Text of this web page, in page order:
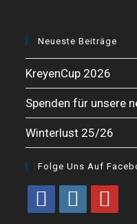
Neueste Beiträge
KreyenCup 2026
Spenden für unsere
Winterlust 25/26
Folge Uns Auf